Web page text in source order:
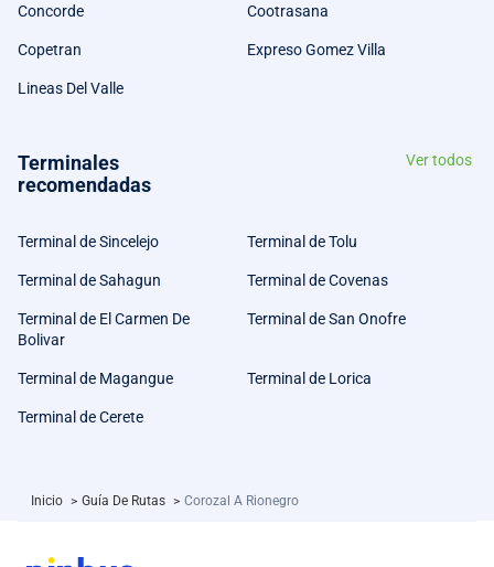
Concorde Cootrasana
Copetran Expreso Gomez Villa
Lineas Del Valle
Terminales
recomendadas
Ver todos
Terminal de Sincelejo Terminal de Tolu
Terminal de Sahagun Terminal de Covenas
Terminal de El Carmen De
Bolivar
Terminal de San Onofre
Terminal de Magangue Terminal de Lorica
Terminal de Cerete
Inicio > Guía De Rutas > Corozal A Rionegro